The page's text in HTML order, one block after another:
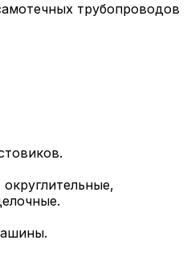
трубопроводов